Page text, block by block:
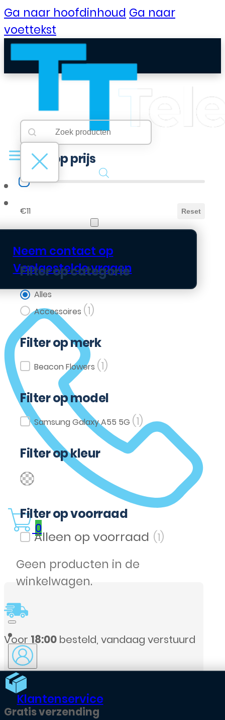
Ga naar hoofdinhoud Ga naar
voettekst
B2B Portaal
Neem contact op
Veelgestelde vragen
0
Geen producten in de
winkelwagen.
Klantenservice
Searchbar
Search content
Filter op prijs
Filter op prijs
€11 Reset
Filter op categorie
Filter op categorie
Alles
Accessoires (1)
Filter op merk
Filter op merk
Beacon Flowers (1)
Filter op model
Filter op model
Samsung Galaxy A55 5G (1)
Filter op kleur
Filter op kleur
(1)
Filter op voorraad
Filter op voorraad (1)
verstuurd